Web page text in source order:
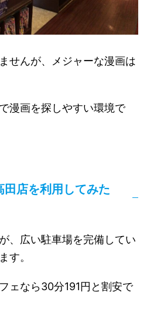
せんが、メジャーな漫画は
漫画を探しやすい環境で
店を利用してみた
、広い駐車場を完備してい
す。
ェなら30分191円と割安で